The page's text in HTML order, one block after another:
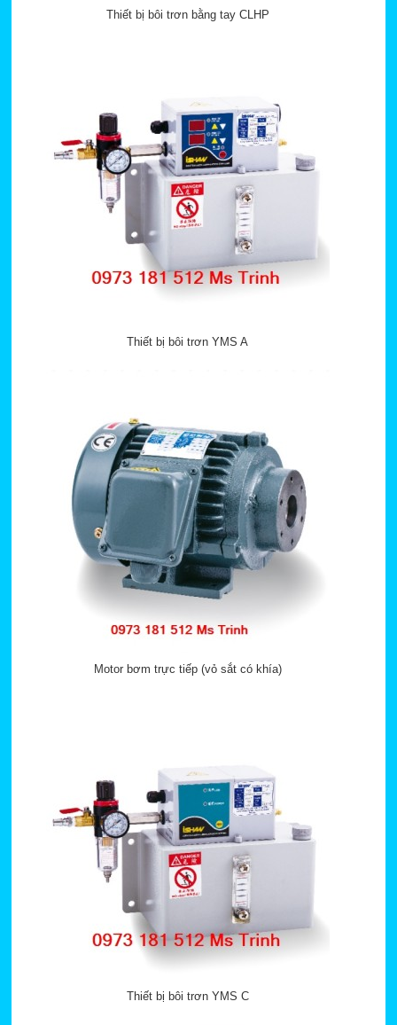
Thiết bị bôi trơn bằng tay CLHP
Thiết bị bôi trơn YMS A
Motor bơm trực tiếp (vỏ sắt có khía)
Thiết bị bôi trơn YMS C